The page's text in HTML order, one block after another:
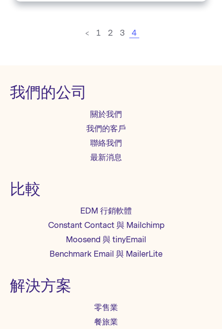
< 1 2 3 4
我們的公司
關於我們
我們的客戶
聯絡我們
最新消息
比較
EDM 行銷軟體
Constant Contact 與 Mailchimp
Moosend 與 tinyEmail
Benchmark Email 與 MailerLite
解決方案
零售業
餐旅業